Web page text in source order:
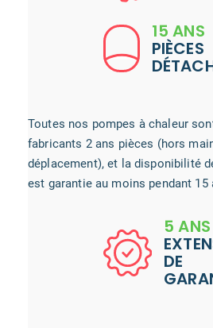
15 ANS
PIÈCES
Toutes nos pompes à chaleur
fabricants 2 ans pièces (hors
déplacement), et la disponibilité
est garantie au moins pendant 15
5 ANS
DE